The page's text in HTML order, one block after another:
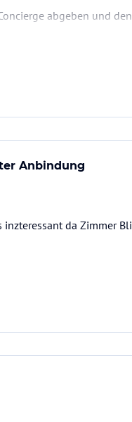
abgeben und
Anbindung
da Zimmer